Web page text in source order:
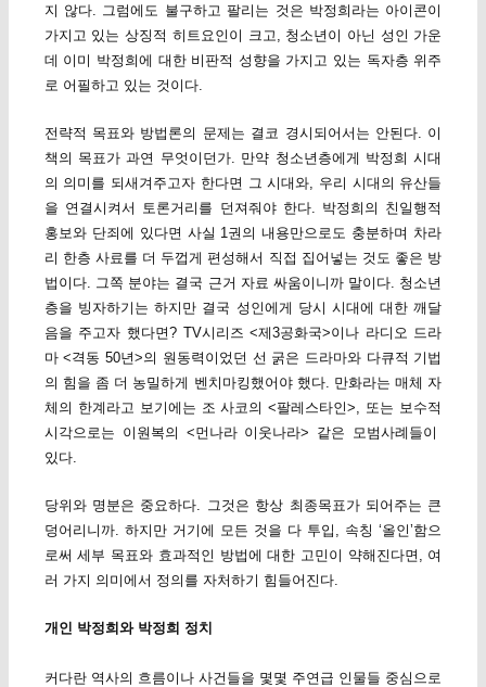
지 않다. 그럼에도 불구하고 팔리는 것은 박정희라는 아이콘이
가지고 있는 상징적 히트요인이 크고, 청소년이 아닌 성인 가운
데 이미 박정희에 대한 비판적 성향을 가지고 있는 독자층 위주
로 어필하고 있는 것이다.
전략적 목표와 방법론의 문제는 결코 경시되어서는 안된다. 이
책의 목표가 과연 무엇이던가. 만약 청소년층에게 박정희 시대
의 의미를 되새겨주고자 한다면 그 시대와, 우리 시대의 유산들
을 연결시켜서 토론거리를 던져줘야 한다. 박정희의 친일행적
홍보와 단죄에 있다면 사실 1권의 내용만으로도 충분하며 차라
리 한층 사료를 더 두껍게 편성해서 직접 집어넣는 것도 좋은 방
법이다. 그쪽 분야는 결국 근거 자료 싸움이니까 말이다. 청소년
층을 빙자하기는 하지만 결국 성인에게 당시 시대에 대한 깨달
음을 주고자 했다면? TV시리즈 <제3공화국>이나 라디오 드라
마 <격동 50년>의 원동력이었던 선 굵은 드라마와 다큐적 기법
의 힘을 좀 더 농밀하게 벤치마킹했어야 했다. 만화라는 매체 자
체의 한계라고 보기에는 조 사코의 <팔레스타인>, 또는 보수적
시각으로는 이원복의 <먼나라 이웃나라> 같은 모범사례들이
있다.
당위와 명분은 중요하다. 그것은 항상 최종목표가 되어주는 큰
덩어리니까. 하지만 거기에 모든 것을 다 투입, 속칭 ‘올인’함으
로써 세부 목표와 효과적인 방법에 대한 고민이 약해진다면, 여
러 가지 의미에서 정의를 자처하기 힘들어진다.
개인 박정희와 박정희 정치
커다란 역사의 흐름이나 사건들을 몇몇 주연급 인물들 중심으로